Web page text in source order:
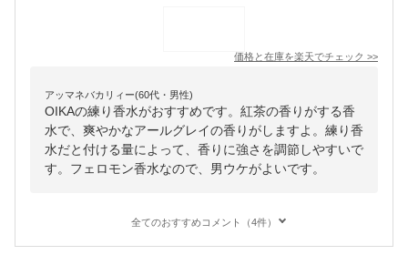
価格と在庫を楽天でチェック >>
アッマネバカリィー(60代・男性)
OIKAの練り香水がおすすめです。紅茶の香りがする香
水で、爽やかなアールグレイの香りがしますよ。練り香
水だと付ける量によって、香りに強さを調節しやすいで
す。フェロモン香水なので、男ウケがよいです。
全てのおすすめコメント（4件）